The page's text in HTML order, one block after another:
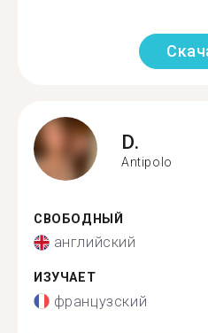
D.
Antipolo
СВОБОДНЫЙ
английский
ИЗУЧАЕТ
французский